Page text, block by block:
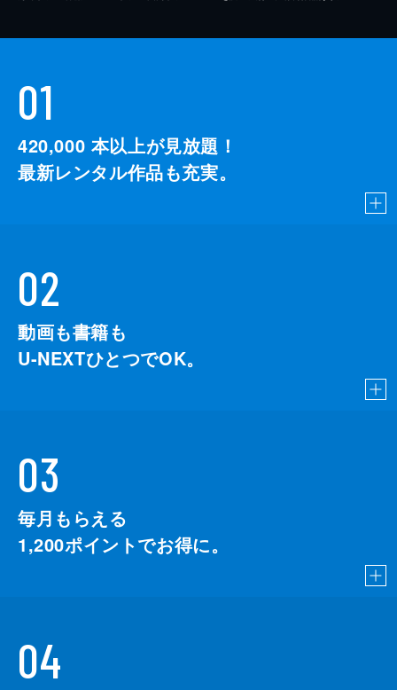
01
420,000 本以上が見放題！
最新レンタル作品も充実。
02
動画も書籍も
U-NEXTひとつでOK。
03
毎月もらえる
1,200ポイントでお得に。
04